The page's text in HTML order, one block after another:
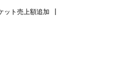
売上額追加 |